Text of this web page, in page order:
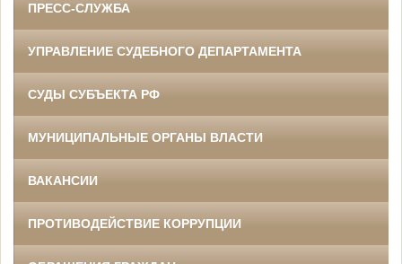
ПРЕСС-СЛУЖБА
УПРАВЛЕНИЕ СУДЕБНОГО ДЕПАРТАМЕНТА
СУДЫ СУБЪЕКТА РФ
МУНИЦИПАЛЬНЫЕ ОРГАНЫ ВЛАСТИ
ВАКАНСИИ
ПРОТИВОДЕЙСТВИЕ КОРРУПЦИИ